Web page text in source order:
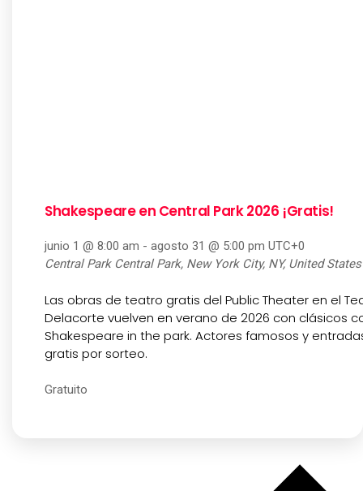
Shakespeare en Central Park 2026 ¡Gratis!
junio 1 @ 8:00 am - agosto 31 @ 5:00 pm UTC+0
Central Park Central Park, New York City, NY, United States
Las obras de teatro gratis del Public Theater en el
Delacorte vuelven en verano de 2026 con clásicos
Shakespeare in the park. Actores famosos y
gratis por sorteo.
Gratuito